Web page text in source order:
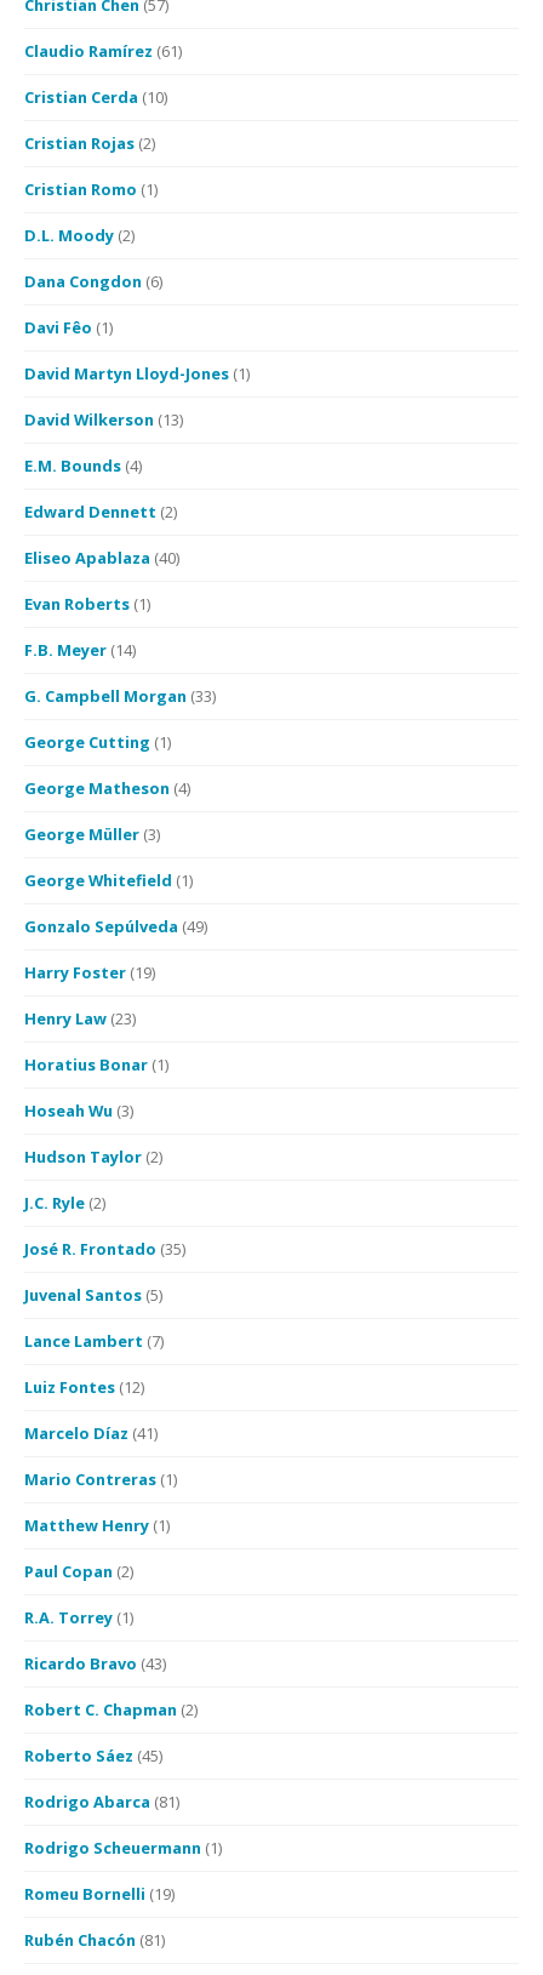
Christian Chen (57)
Claudio Ramírez (61)
Cristian Cerda (10)
Cristian Rojas (2)
Cristian Romo (1)
D.L. Moody (2)
Dana Congdon (6)
Davi Fêo (1)
David Martyn Lloyd-Jones (1)
David Wilkerson (13)
E.M. Bounds (4)
Edward Dennett (2)
Eliseo Apablaza (40)
Evan Roberts (1)
F.B. Meyer (14)
G. Campbell Morgan (33)
George Cutting (1)
George Matheson (4)
George Müller (3)
George Whitefield (1)
Gonzalo Sepúlveda (49)
Harry Foster (19)
Henry Law (23)
Horatius Bonar (1)
Hoseah Wu (3)
Hudson Taylor (2)
J.C. Ryle (2)
José R. Frontado (35)
Juvenal Santos (5)
Lance Lambert (7)
Luiz Fontes (12)
Marcelo Díaz (41)
Mario Contreras (1)
Matthew Henry (1)
Paul Copan (2)
R.A. Torrey (1)
Ricardo Bravo (43)
Robert C. Chapman (2)
Roberto Sáez (45)
Rodrigo Abarca (81)
Rodrigo Scheuermann (1)
Romeu Bornelli (19)
Rubén Chacón (81)